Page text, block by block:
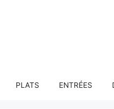
PLATS ENTRÉES